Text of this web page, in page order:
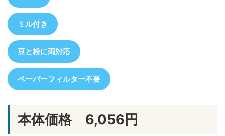
ミル付き
豆と粉に両対応
ペーパーフィルター不要
本体価格 6,056円